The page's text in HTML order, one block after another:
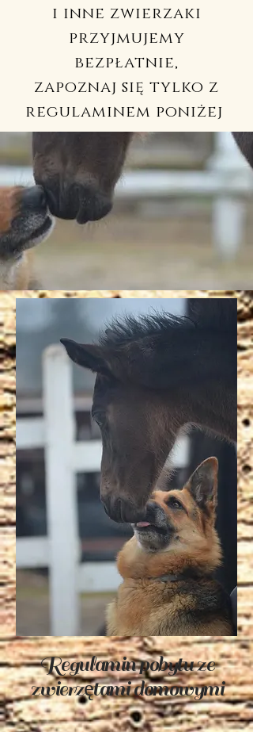
i inne zwierzaki
przyjmujemy
bezpłatnie,
zapoznaj się tylko z
regulaminem poniżej
Regulamin pobytu ze
zwierzętami domowymi